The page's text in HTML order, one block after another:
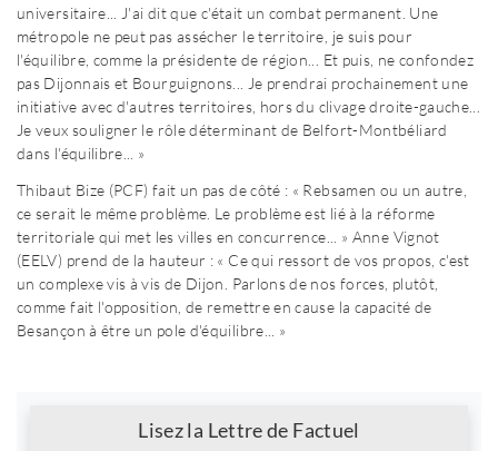
universitaire... J'ai dit que c'était un combat permanent. Une
métropole ne peut pas assécher le territoire, je suis pour
l'équilibre, comme la présidente de région... Et puis, ne confondez
pas Dijonnais et Bourguignons... Je prendrai prochainement une
initiative avec d'autres territoires, hors du clivage droite-gauche...
Je veux souligner le rôle déterminant de Belfort-Montbéliard
dans l'équilibre... »
Thibaut Bize (PCF) fait un pas de côté : « Rebsamen ou un autre,
ce serait le même problème. Le problème est lié à la réforme
territoriale qui met les villes en concurrence... » Anne Vignot
(EELV) prend de la hauteur : « Ce qui ressort de vos propos, c'est
un complexe vis à vis de Dijon. Parlons de nos forces, plutôt,
comme fait l'opposition, de remettre en cause la capacité de
Besançon à être un pole d'équilibre... »
Lisez la Lettre de Factuel